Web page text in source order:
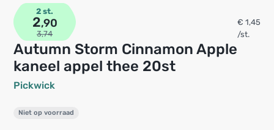
Autumn Storm Cinnamon Apple
kaneel appel thee 20st
Pickwick
2 st.
2,90
3,74
€ 1,45
/st.
Niet op voorraad